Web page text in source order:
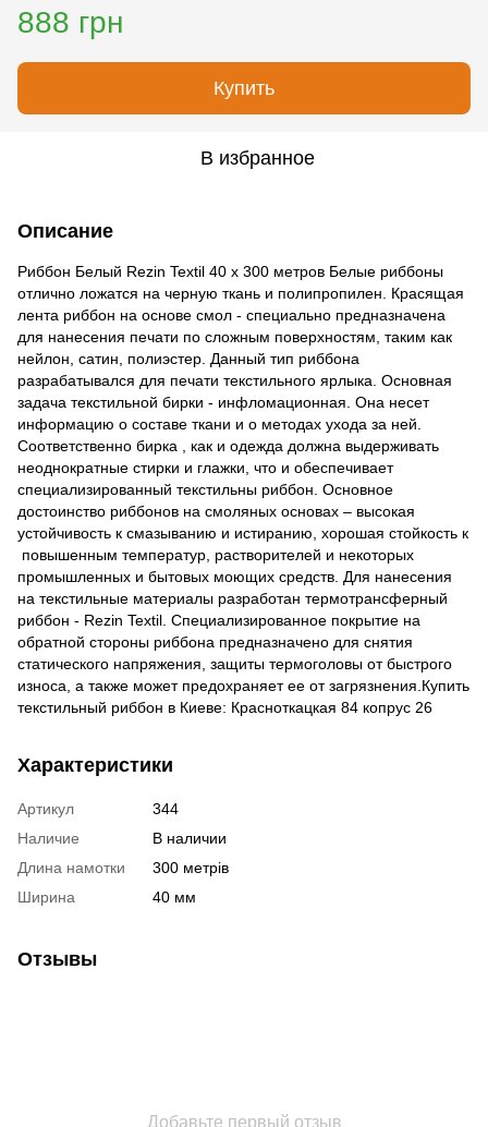
888 грн
Купить
В избранное
Описание
Риббон Белый Rezin Textil 40 х 300 метров Белые риббоны
отлично ложатся на черную ткань и полипропилен. Красящая
лента риббон на основе смол - специально предназначена
для нанесения печати по сложным поверхностям, таким как
нейлон, сатин, полиэстер. Данный тип риббона
разрабатывался для печати текстильного ярлыка. Основная
задача текстильной бирки - инфломационная. Она несет
информацию о составе ткани и о методах ухода за ней.
Соответственно бирка , как и одежда должна выдерживать
неоднократные стирки и глажки, что и обеспечивает
специализированный текстильны риббон. Основное
достоинство риббонов на смоляных основах – высокая
устойчивость к смазыванию и истиранию, хорошая стойкость к
повышенным температур, растворителей и некоторых
промышленных и бытовых моющих средств. Для нанесения
на текстильные материалы разработан термотрансферный
риббон - Rezin Textil. Специализированное покрытие на
обратной стороны риббона предназначено для снятия
статического напряжения, защиты термоголовы от быстрого
износа, а также может предохраняет ее от загрязнения.Купить
текстильный риббон в Киеве: Красноткацкая 84 копрус 26
Характеристики
Артикул
344
Наличие
В наличии
Длина намотки
300 метрів
Ширина
40 мм
Отзывы
Добавьте первый отзыв